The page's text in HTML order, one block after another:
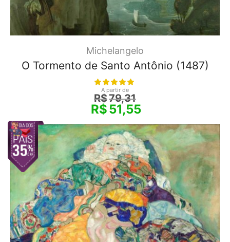
Michelangelo
O Tormento de Santo Antônio (1487)
A partir de
R$79,31
R$51,55